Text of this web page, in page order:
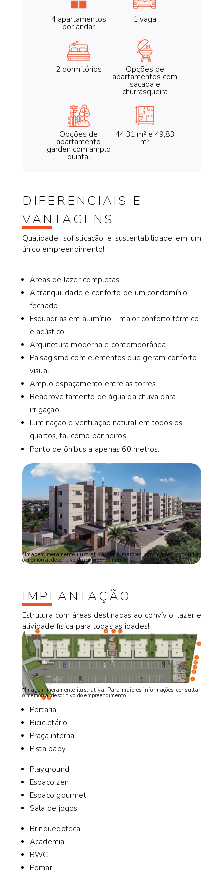
4 apartamentos
por andar
1 vaga
2 dormitórios Opções de
apartamentos com
sacada e
churrasqueira
Opções de
apartamento
garden com amplo
quintal
44,31 m² e 49,83
m²
DIFERENCIAIS E
VANTAGENS
Qualidade, sofisticação e sustentabilidade em um
único empreendimento!
Áreas de lazer completas
A tranquilidade e conforto de um condomínio
fechado
Esquadrias em alumínio – maior conforto térmico
e acústico
Arquitetura moderna e contemporânea
Paisagismo com elementos que geram conforto
visual
Amplo espaçamento entre as torres
Reaproveitamento de água da chuva para
irrigação
Iluminação e ventilação natural em todos os
quartos, tal como banheiros
Ponto de ônibus a apenas 60 metros.
*Imagem meramente ilustrativa. Para maiores informações, consultar
o memorial descritivo do empreendimento.
IMPLANTAÇÃO
Estrutura com áreas destinadas ao convívio, lazer e
atividade física para todas as idades!
Conheças os ambientes:
*Imagem meramente ilustrativa. Para maiores informações, consultar
o memorial descritivo do empreendimento.
Portaria
Bicicletário
Praça interna
Pista baby
Playground
Espaço zen
Espaço gourmet
Sala de jogos
Brinquedoteca
Academia
BWC
Pomar